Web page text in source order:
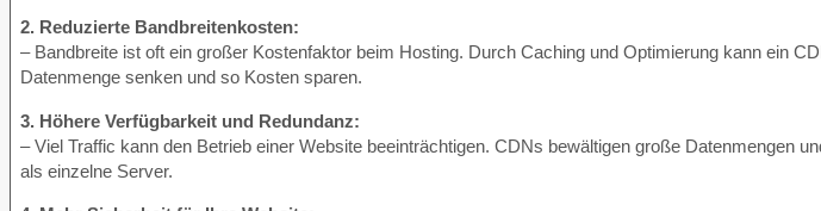
2. Reduzierte Bandbreitenkosten:
– Bandbreite ist oft ein großer Kostenfaktor beim Hosting. Durch Caching und Optimierung kann ein
Datenmenge senken und so Kosten sparen.
3. Höhere Verfügbarkeit und Redundanz:
– Viel Traffic kann den Betrieb einer Website beeinträchtigen. CDNs bewältigen große Datenmengen
als einzelne Server.